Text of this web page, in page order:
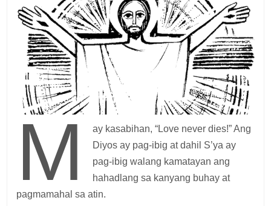
M
ay kasabihan, “Love never dies!” Ang
Diyos ay pag-ibig at dahil S’ya ay
pag-ibig walang kamatayan ang
hahadlang sa kanyang buhay at
pagmamahal sa atin.